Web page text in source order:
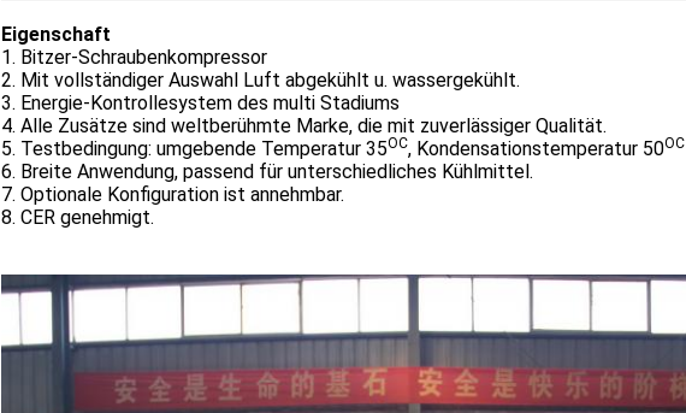
Eigenschaft
1. Bitzer-Schraubenkompressor
2. Mit vollständiger Auswahl Luft abgekühlt u. wassergekühlt.
3. Energie-Kontrollesystem des multi Stadiums
4. Alle Zusätze sind weltberühmte Marke, die mit zuverlässiger Qualität.
5. Testbedingung: umgebende Temperatur 35OC, Kondensationstemperatur 50OC
6. Breite Anwendung, passend für unterschiedliches Kühlmittel.
7. Optionale Konfiguration ist annehmbar.
8. CER genehmigt.